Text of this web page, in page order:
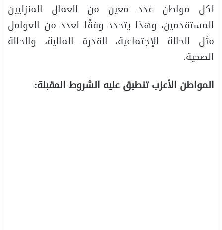
لكل مواطن عدد معين من العمال المنزليين
المستقدمين، وهذا يتحدد وفقًا لعدد من العوامل
مثل الحالة الإجتماعية، القدرة المالية، والحالة
الصحية.
المواطن الأعزب تنطبق عليه الشروط المقبلة: